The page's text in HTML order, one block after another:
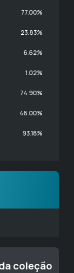
77.00%
23.83%
6.62%
1.02%
74.90%
46.00%
93.18%
coleção